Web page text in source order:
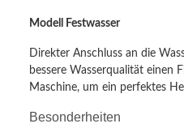
Modell Festwasser
Direkter Anschluss an die
bessere Wasserqualität einen
Maschine, um ein perfektes
Besonderheiten